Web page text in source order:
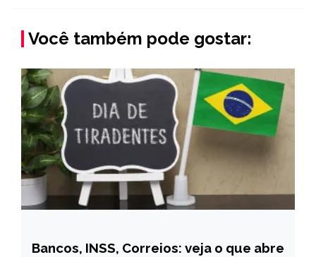
Você também pode gostar:
BRASIL
Bancos, INSS, Correios: veja o que abre